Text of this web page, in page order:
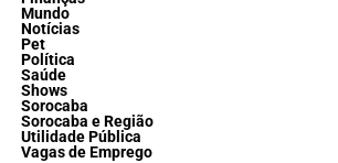
Mundo
Notícias
Pet
Política
Saúde
Shows
Sorocaba
Sorocaba e Região
Utilidade Pública
Vagas de Emprego